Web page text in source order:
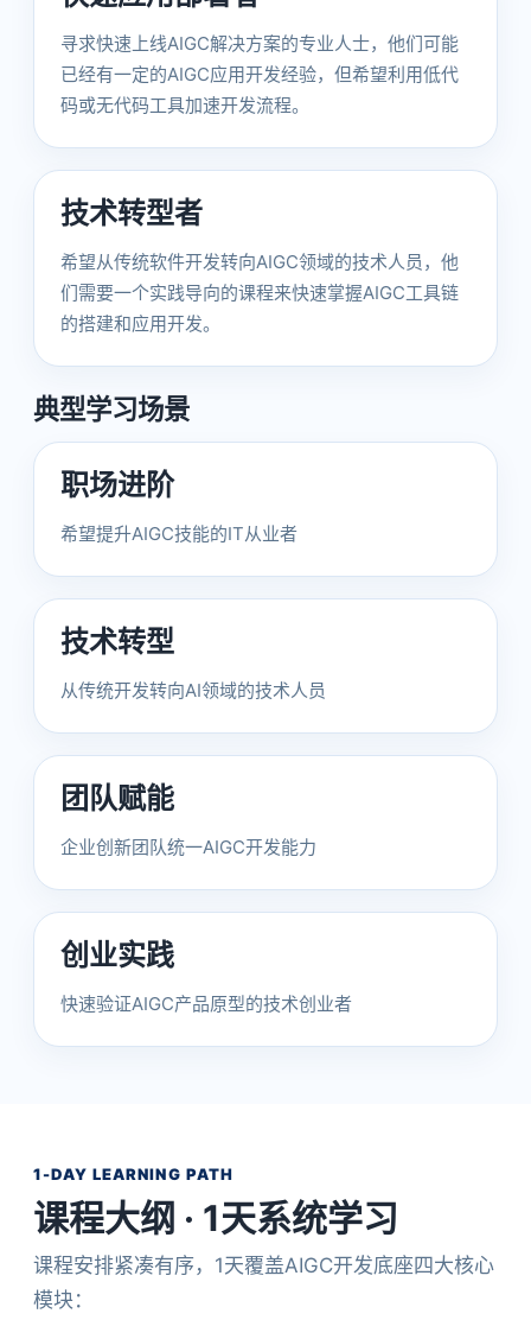
寻求快速上线AIGC解决方案的专业人士，他们可能
已经有一定的AIGC应用开发经验，但希望利用低代
码或无代码工具加速开发流程。
技术转型者
希望从传统软件开发转向AIGC领域的技术人员，他
们需要一个实践导向的课程来快速掌握AIGC工具链
的搭建和应用开发。
典型学习场景
职场进阶
希望提升AIGC技能的IT从业者
技术转型
从传统开发转向AI领域的技术人员
团队赋能
企业创新团队统一AIGC开发能力
创业实践
快速验证AIGC产品原型的技术创业者
1-DAY LEARNING PATH
课程大纲 · 1天系统学习
课程安排紧凑有序，1天覆盖AIGC开发底座四大核心
模块：